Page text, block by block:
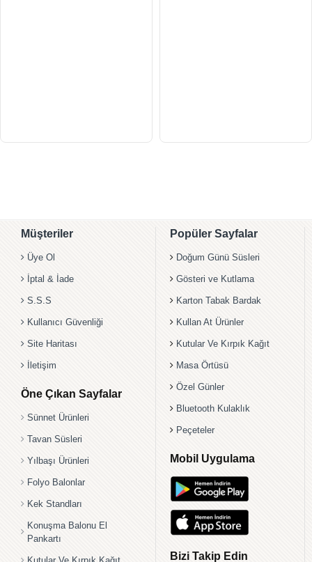
Müşteriler
Üye Ol
İptal & İade
S.S.S
Kullanıcı Güvenliği
Site Haritası
İletişim
Öne Çıkan Sayfalar
Sünnet Ürünleri
Tavan Süsleri
Yılbaşı Ürünleri
Folyo Balonlar
Kek Standları
Konuşma Balonu El
Pankartı
Popüler Sayfalar
Doğum Günü Süsleri
Gösteri ve Kutlama
Karton Tabak Bardak
Kullan At Ürünler
Kutular Ve Kırpık Kağıt
Masa Örtüsü
Özel Günler
Bluetooth Kulaklık
Peçeteler
Mobil Uygulama
Bizi Takip Edin